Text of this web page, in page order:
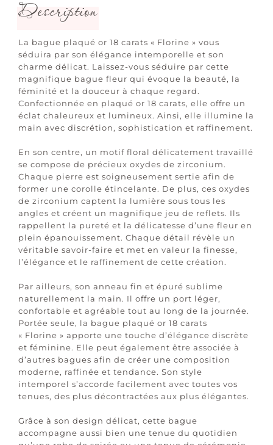
Description
La bague plaqué or 18 carats « Florine » vous
séduira par son élégance intemporelle et son
charme délicat. Laissez-vous séduire par cette
magnifique bague fleur qui évoque la beauté, la
féminité et la douceur à chaque regard.
Confectionnée en plaqué or 18 carats, elle offre un
éclat chaleureux et lumineux. Ainsi, elle illumine la
main avec discrétion, sophistication et raffinement.
En son centre, un motif floral délicatement travaillé
se compose de précieux oxydes de zirconium.
Chaque pierre est soigneusement sertie afin de
former une corolle étincelante. De plus, ces oxydes
de zirconium captent la lumière sous tous les
angles et créent un magnifique jeu de reflets. Ils
rappellent la pureté et la délicatesse d’une fleur en
plein épanouissement. Chaque détail révèle un
véritable savoir-faire et met en valeur la finesse,
l’élégance et le raffinement de cette création.
Par ailleurs, son anneau fin et épuré sublime
naturellement la main. Il offre un port léger,
confortable et agréable tout au long de la journée.
Portée seule, la bague plaqué or 18 carats
« Florine » apporte une touche d’élégance discrète
et féminine. Elle peut également être associée à
d’autres bagues afin de créer une composition
moderne, raffinée et tendance. Son style
intemporel s’accorde facilement avec toutes vos
tenues, des plus décontractées aux plus élégantes.
Grâce à son design délicat, cette bague
accompagne aussi bien une tenue du quotidien